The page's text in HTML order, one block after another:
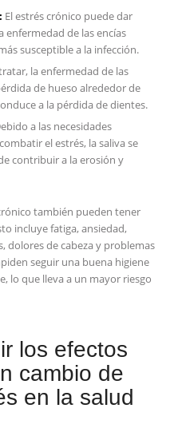
El estrés crónico puede dar
enfermedad de las ⁣encías
susceptible a la infección.
la enfermedad de ‍las
de hueso⁣ alrededor de
a la ⁣pérdida de dientes.
a las necesidades
el ⁤estrés, la ⁢saliva se
contribuir a la erosión y
también pueden tener
incluye fatiga, ansiedad,
‌dolores de cabeza y problemas‍
seguir una buena higiene
lo que lleva a un mayor riesgo
los ⁢efectos
cambio de
en⁣ la salud⁣